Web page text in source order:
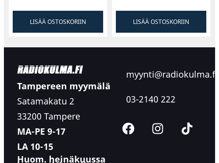
LISÄÄ OSTOSKORIIN LISÄÄ OSTOSKORIIN
Tampereen myymälä
Satamakatu 2
33200 Tampere
MA-PE 9-17
LA 10-15
Huom. heinäkuussa
myynti@radiokulma.fi
03-2140 222